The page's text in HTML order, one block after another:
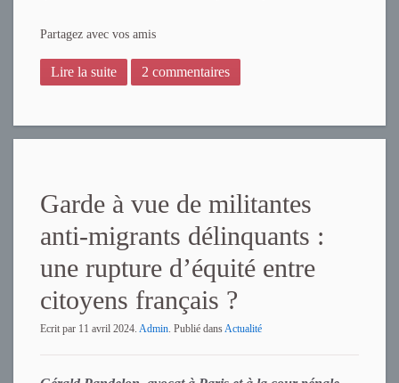
Partagez avec vos amis
Lire la suite 2 commentaires
Garde à vue de militantes
anti-migrants délinquants :
une rupture d’équité entre
citoyens français ?
Ecrit par 11 avril 2024. Admin. Publié dansActualité